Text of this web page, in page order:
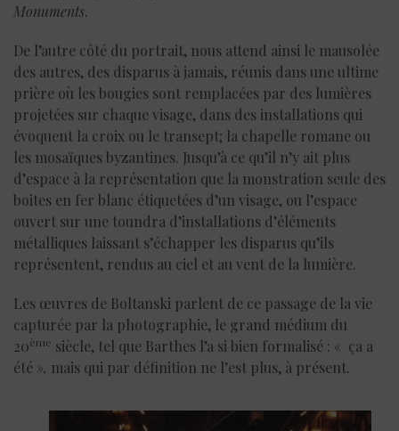
Monuments.
De l’autre côté du portrait, nous attend ainsi le mausolée
des autres, des disparus à jamais, réunis dans une ultime
prière où les bougies sont remplacées par des lumières
projetées sur chaque visage, dans des installations qui
évoquent la croix ou le transept; la chapelle romane ou
les mosaïques byzantines. Jusqu’à ce qu’il n’y ait plus
d’espace à la représentation que la monstration seule des
boites en fer blanc étiquetées d’un visage, ou l’espace
ouvert sur une toundra d’installations d’éléments
métalliques laissant s’échapper les disparus qu’ils
représentent, rendus au ciel et au vent de la lumière.
Les œuvres de Boltanski parlent de ce passage de la vie
capturée par la photographie, le grand médium du
20ème siècle, tel que Barthes l’a si bien formalisé : « ça a
été », mais qui par définition ne l’est plus, à présent.